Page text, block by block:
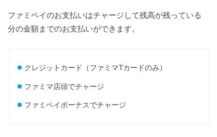
ファミペイのお支払いはチャージして残高が残っている
分の金額までのお支払いができます。
クレジットカード（ファミマTカードのみ）
ファミマ店頭でチャージ
ファミペイボーナスでチャージ